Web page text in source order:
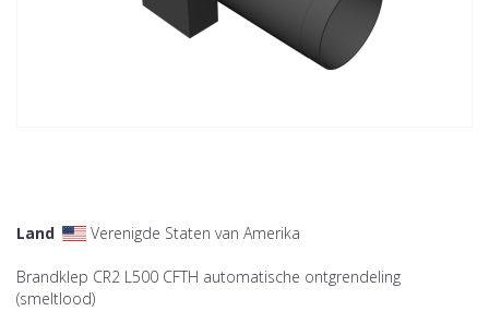
Land Verenigde Staten van Amerika
Brandklep CR2 L500 CFTH automatische ontgrendeling
(smeltlood)